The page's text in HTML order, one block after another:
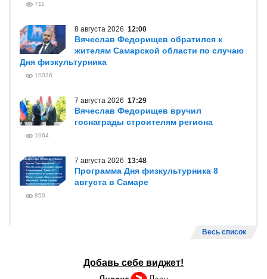
711
8 августа 2026 12:00
Вячеслав Федорищев обратился к
жителям Самарской области по случаю
Дня физкультурника
10036
7 августа 2026 17:29
Вячеслав Федорищев вручил
госнаграды строителям региона
1064
7 августа 2026 13:48
Программа Дня физкультурника 8
августа в Самаре
850
Весь список
Добавь себе виджет!